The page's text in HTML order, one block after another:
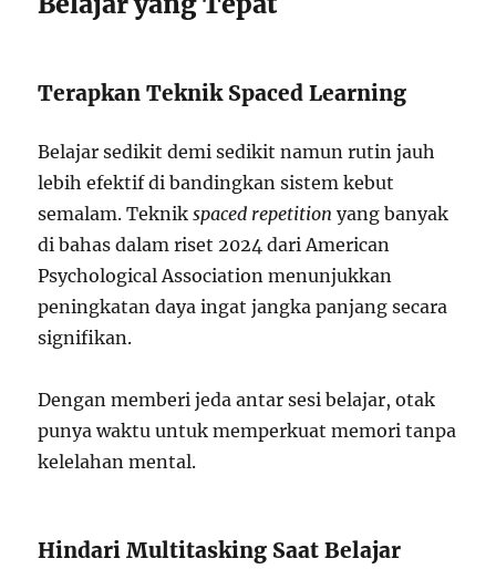
Terapkan Teknik Spaced Learning
Belajar sedikit demi sedikit namun rutin jauh
lebih efektif di bandingkan sistem kebut
semalam. Teknikspaced repetition yang banyak
di bahas dalam riset 2024 dari American
Psychological Association menunjukkan
peningkatan daya ingat jangka panjang secara
signifikan.
Dengan memberi jeda antar sesi belajar, otak
punya waktu untuk memperkuat memori tanpa
kelelahan mental.
Hindari Multitasking Saat Belajar